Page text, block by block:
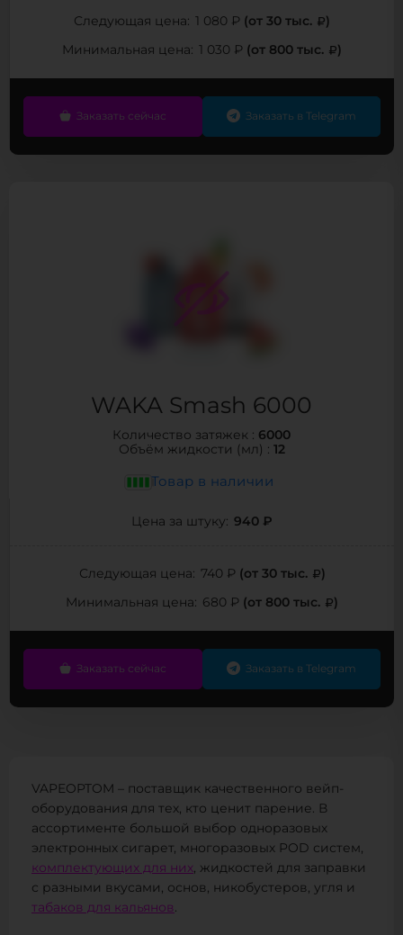
Следующая цена: 1 080 ₽ (от 30 тыс. )
Минимальная цена: 1 030 ₽ (от 800 тыс. )
Заказать сейчас Заказать в Telegram
WAKA Smash 6000
Количество затяжек : 6000
Объём жидкости (мл) : 12
Товар в наличии
Цена за штуку: 940 ₽
Следующая цена: 740 ₽ (от 30 тыс. )
Минимальная цена: 680 ₽ (от 800 тыс. )
Заказать сейчас Заказать в Telegram
VAPEOPTOM – поставщик качественного вейп-
оборудования для тех, кто ценит парение. В
ассортименте большой выбор одноразовых
электронных сигарет, многоразовых POD систем,
комплектующих для них, жидкостей для заправки
с разными вкусами, основ, никобустеров, угля и
табаков для кальянов.